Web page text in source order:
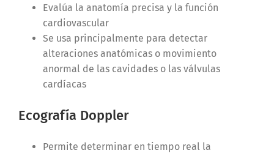
Evalúa la anatomía precisa y la función
cardiovascular
Se usa principalmente para detectar
alteraciones anatómicas o movimiento
anormal de las cavidades o las válvulas
cardíacas
Ecografía Doppler
Permite determinar en tiempo real la